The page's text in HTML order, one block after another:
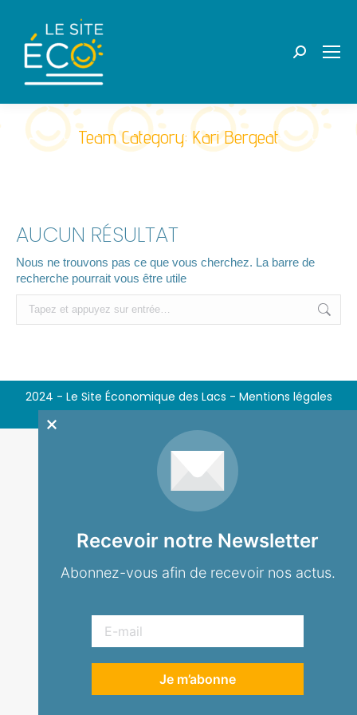
Recherche
Team Category:Kari Bergeat
AUCUN RÉSULTAT
Nous ne trouvons pas ce que vous cherchez. La barre de
recherche pourrait vous être utile
Recherche
2024 - Le Site Économique des Lacs - Mentions légales
Recevoir notre Newsletter
Abonnez-vous afin de recevoir nos actus.
Je m’abonne